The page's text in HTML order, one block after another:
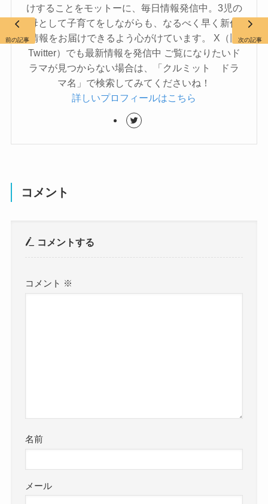
けすることをモットーに、毎日情報発信中。3児の
母として子育てをしながらも、なるべく早く新作
情報をお届けできるよう心がけています。 X（旧
Twitter）でも最新情報を発信中 ご覧になりたいド
ラマが見つからない場合は、「クルミット ドラ
マ名」で検索してみてくださいね！
詳しいプロフィールはこちら
コメント
コメントする
コメント ※
名前
メール
前の記事 次の記事